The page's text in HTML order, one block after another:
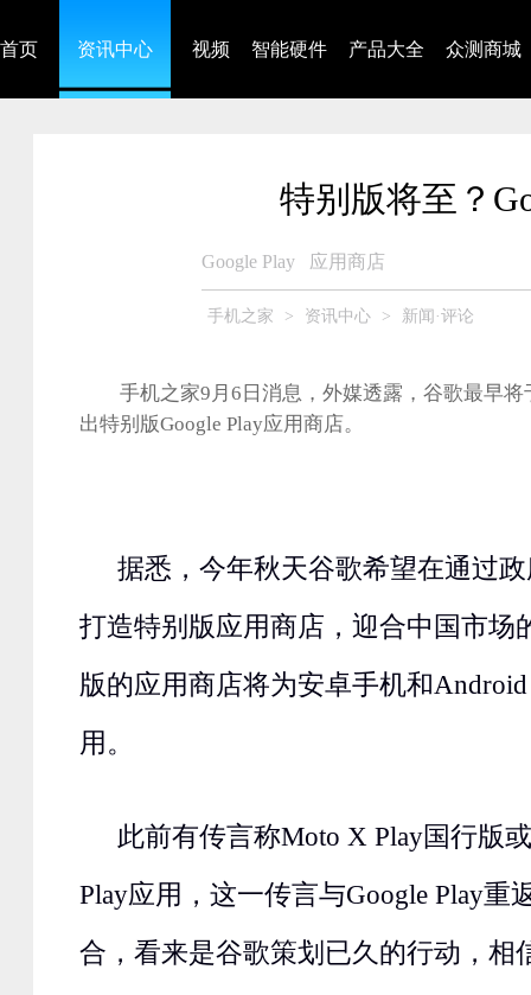
首页 资讯中心 视频 智能硬件 产品大全 众测商城
特别版将至？
Google Play 应用商店
手机之家 > 资讯中心 > 新闻·评论
手机之家9月6日消息，外媒透露，谷歌最早将
出特别版Google Play应用商店。
据悉，今年秋天谷歌希望在通过
打造特别版应用商店，迎合中国市场
版的应用商店将为安卓手机和
用。
此前有传言称Moto X Play国行版
Play应用，这一传言与Google Play重
合，看来是谷歌策划已久的行动，相